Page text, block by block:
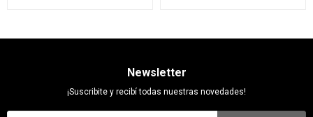
Newsletter
¡Suscribite y recibí todas nuestras novedades!